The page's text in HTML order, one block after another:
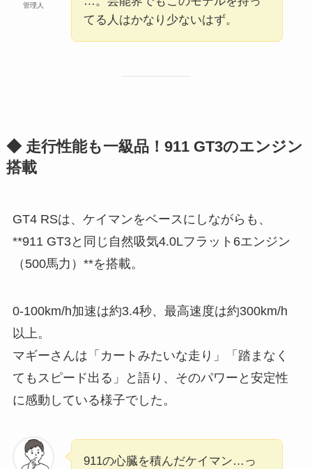
管理人
てる人はかなり少ないはず。
◆ 走行性能も一級品！911 GT3のエンジン
搭載
GT4 RSは、ケイマンをベースにしながらも、
**911 GT3と同じ自然吸気4.0Lフラット6エンジン
（500馬力）**を搭載。
0-100km/h加速は約3.4秒、最高速度は約300km/h
以上。
マギーさんは「カートみたいな走り」「踏まなく
てもスピード出る」と語り、そのパワーと安定性
に感動している様子でした。
911の心臓を積んだケイマン…っ